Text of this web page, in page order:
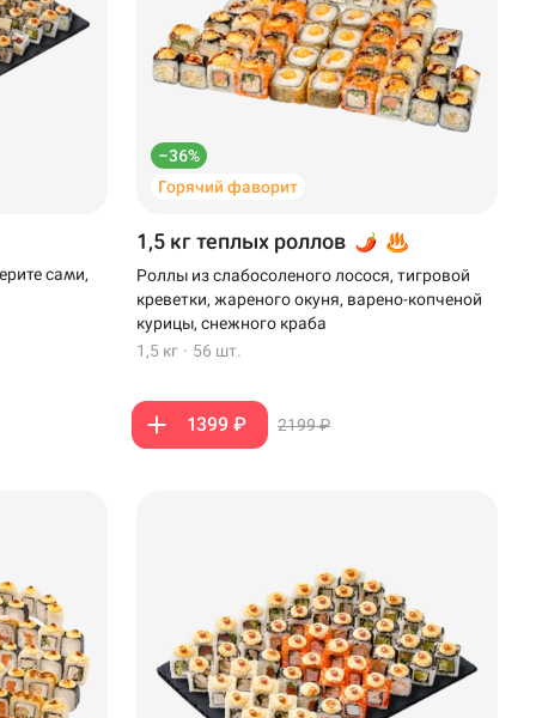
сами,
–36%
Горячий фаворит
1,5 кг теплых роллов
Роллы из слабосоленого лосося, тигровой
креветки, жареного окуня, варено-копченой
курицы, снежного краба
1,5 кг · 56 шт.
1399 ₽ 2199 ₽